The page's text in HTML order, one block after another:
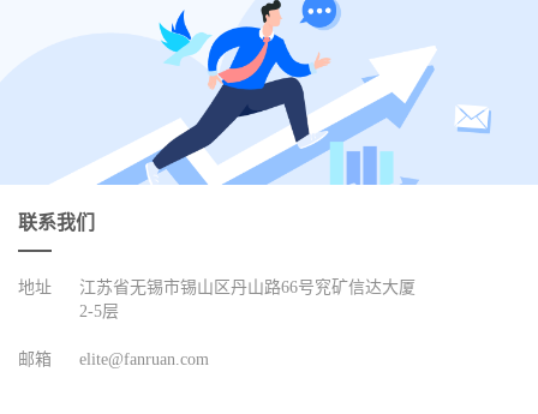
联系我们
地址
江苏省无锡市锡山区丹山路66号䆓矿信达大厦
2-5层
邮箱 elite@fanruan.com